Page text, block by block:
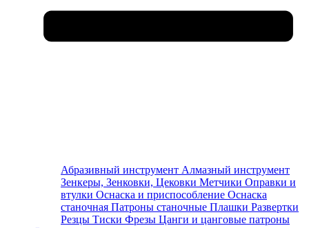
Абразивный инструмент Алмазный инструмент
Зенкеры, Зенковки, Цековки Метчики Оправки и
втулки Оснаска и приспособление Оснаска
станочная Патроны станочные Плашки Развертки
Резцы Тиски Фрезы Цанги и цанговые патроны